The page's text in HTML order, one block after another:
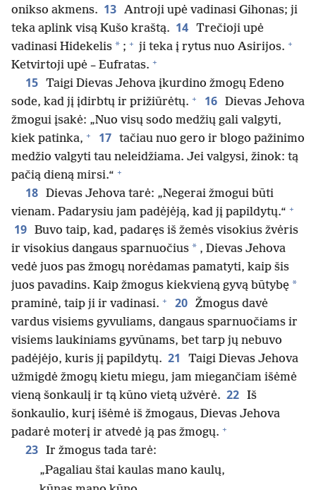
onikso akmens. 13 Antroji upė vadinasi Gihonas; ji
teka aplink visą Kušo kraštą. 14 Trečioji upė
vadinasi Hidekelis * ; + ji teka į rytus nuo Asirijos. +
Ketvirtoji upė – Eufratas. +
15 Taigi Dievas Jehova įkurdino žmogų Edeno
sode, kad jį įdirbtų ir prižiūrėtų. + 16 Dievas Jehova
žmogui įsakė: „Nuo visų sodo medžių gali valgyti,
kiek patinka, + 17 tačiau nuo gero ir blogo pažinimo
medžio valgyti tau neleidžiama. Jei valgysi, žinok: tą
pačią dieną mirsi.“ +
18 Dievas Jehova tarė: „Negerai žmogui būti
vienam. Padarysiu jam padėjėją, kad jį papildytų.“ +
19 Buvo taip, kad, padaręs iš žemės visokius žvėris
ir visokius dangaus sparnuočius * , Dievas Jehova
vedė juos pas žmogų norėdamas pamatyti, kaip šis
juos pavadins. Kaip žmogus kiekvieną gyvą būtybę *
praminė, taip ji ir vadinasi. + 20 Žmogus davė
vardus visiems gyvuliams, dangaus sparnuočiams ir
visiems laukiniams gyvūnams, bet tarp jų nebuvo
padėjėjo, kuris jį papildytų. 21
Taigi Dievas Jehova
užmigdė žmogų kietu miegu, jam miegančiam išėmė
vieną šonkaulį ir tą kūno vietą užvėrė. 22 Iš
šonkaulio, kurį išėmė iš žmogaus, Dievas Jehova
padarė moterį ir atvedė ją pas žmogų. +
23 Ir žmogus tada tarė:
„Pagaliau štai kaulas mano kaulų,